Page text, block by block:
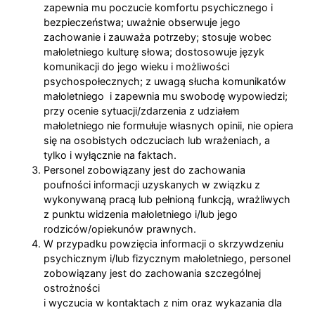
zapewnia mu poczucie komfortu psychicznego i
bezpieczeństwa; uważnie obserwuje jego
zachowanie i zauważa potrzeby; stosuje wobec
małoletniego kulturę słowa; dostosowuje język
komunikacji do jego wieku i możliwości
psychospołecznych; z uwagą słucha komunikatów
małoletniego i zapewnia mu swobodę wypowiedzi;
przy ocenie sytuacji/zdarzenia z udziałem
małoletniego nie formułuje własnych opinii, nie opiera
się na osobistych odczuciach lub wrażeniach, a
tylko i wyłącznie na faktach.
Personel zobowiązany jest do zachowania
poufności informacji uzyskanych w związku z
wykonywaną pracą lub pełnioną funkcją, wrażliwych
z punktu widzenia małoletniego i/lub jego
rodziców/opiekunów prawnych.
W przypadku powzięcia informacji o skrzywdzeniu
psychicznym i/lub fizycznym małoletniego, personel
zobowiązany jest do zachowania szczególnej
ostrożności
i wyczucia w kontaktach z nim oraz wykazania dla